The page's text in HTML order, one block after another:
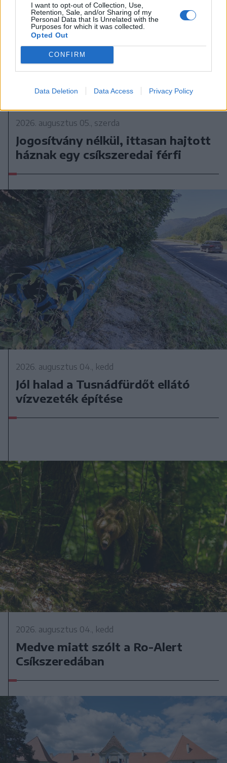
I want to opt-out of Collection, Use,
Retention, Sale, and/or Sharing of my
Personal Data that Is Unrelated with the
Purposes for which it was collected.
Opted Out
CONFIRM
Data Deletion Data Access Privacy Policy
2026. augusztus 05., szerda
Jogosítvány nélkül, ittasan hajtott
háznak egy csíkszeredai férfi
2026. augusztus 04., kedd
Jól halad a Tusnádfürdőt ellátó
vízvezeték építése
2026. augusztus 04., kedd
Medve miatt szólt a Ro-Alert
Csíkszeredában